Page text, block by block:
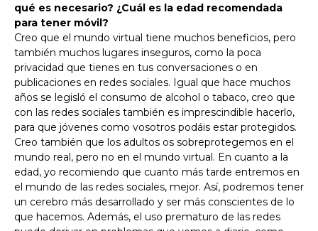
qué es necesario? ¿Cuál es la edad recomendada
para tener móvil?
Creo que el mundo virtual tiene muchos beneficios, pero
también muchos lugares inseguros, como la poca
privacidad que tienes en tus conversaciones o en
publicaciones en redes sociales. Igual que hace muchos
años se legisló el consumo de alcohol o tabaco, creo que
con las redes sociales también es imprescindible hacerlo,
para que jóvenes como vosotros podáis estar protegidos.
Creo también que los adultos os sobreprotegemos en el
mundo real, pero no en el mundo virtual. En cuanto a la
edad, yo recomiendo que cuanto más tarde entremos en
el mundo de las redes sociales, mejor. Así, podremos tener
un cerebro más desarrollado y ser más conscientes de lo
que hacemos. Además, el uso prematuro de las redes